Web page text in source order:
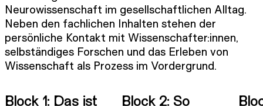
Neurowissenschaft im gesellschaftlichen Alltag.
Neben den fachlichen Inhalten stehen der
persönliche Kontakt mit Wissenschafter:innen,
selbständiges Forschen und das Erleben von
Wissenschaft als Prozess im Vordergrund.
Block 1: Das ist
Block 2: So